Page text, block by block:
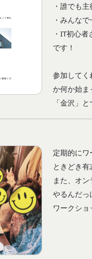
・誰でも
・みんな
・IT初心
です！
参加してく
か何か始ま
「金沢」
定期的にワ
ときどき有
また、オ
やるんだっ
ワークシ